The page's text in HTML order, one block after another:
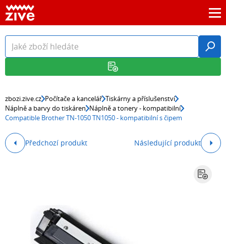
zbozi.zive.cz Počítače a kancelář Tiskárny a příslušenství
Náplně a barvy do tiskáren Náplně a tonery - kompatibilní
Compatible Brother TN-1050 TN1050 - kompatibilní s čipem
Předchozí produkt Následující produkt